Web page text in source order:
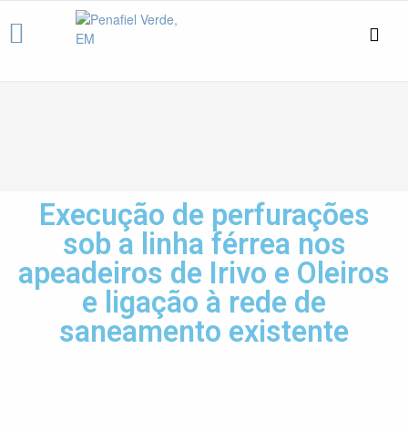
Execução de perfurações
sob a linha férrea nos
apeadeiros de Irivo e Oleiros
e ligação à rede de
saneamento existente